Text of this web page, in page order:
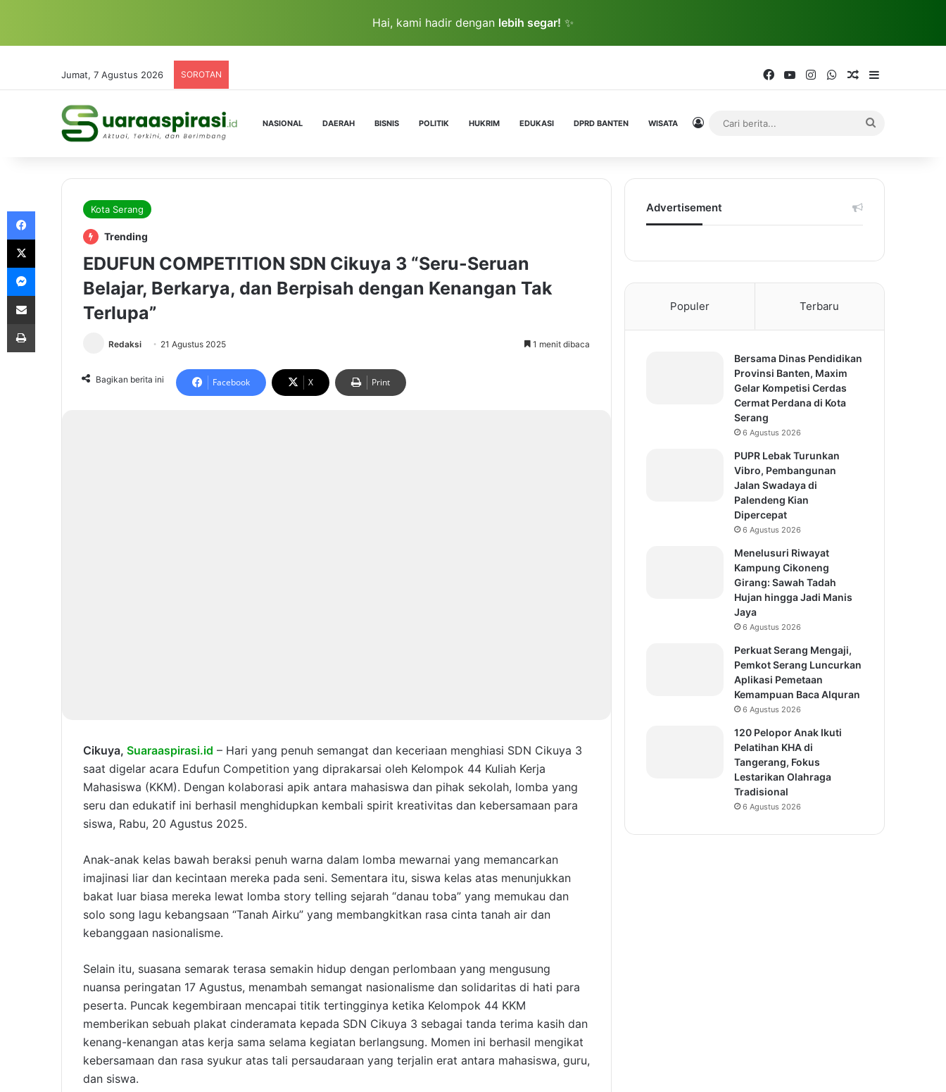
Hai, kami hadir dengan lebih segar! ✨
Jumat, 7 Agustus 2026 SOROTAN FacebookYouTubeInstagramWhatsAppRandom Article
NASIONAL DAERAH BISNIS POLITIK HUKRIM EDUKASI DPRD BANTEN WISATA Log In
Kota Serang
Trending
EDUFUN COMPETITION SDN Cikuya 3 “Seru-Seruan
Belajar, Berkarya, dan Berpisah dengan Kenangan Tak
Terlupa”
Redaksi 21 Agustus 2025 1 menit dibaca
Bagikan berita ini Facebook X Print
Cikuya, Suaraaspirasi.id – Hari yang penuh semangat dan keceriaan menghiasi SDN Cikuya 3
saat digelar acara Edufun Competition yang diprakarsai oleh Kelompok 44 Kuliah Kerja
Mahasiswa (KKM). Dengan kolaborasi apik antara mahasiswa dan pihak sekolah, lomba yang
seru dan edukatif ini berhasil menghidupkan kembali spirit kreativitas dan kebersamaan para
siswa, Rabu, 20 Agustus 2025.
Anak-anak kelas bawah beraksi penuh warna dalam lomba mewarnai yang memancarkan
imajinasi liar dan kecintaan mereka pada seni. Sementara itu, siswa kelas atas menunjukkan
bakat luar biasa mereka lewat lomba story telling sejarah “danau toba” yang memukau dan
solo song lagu kebangsaan “Tanah Airku” yang membangkitkan rasa cinta tanah air dan
kebanggaan nasionalisme.
Selain itu, suasana semarak terasa semakin hidup dengan perlombaan yang mengusung
nuansa peringatan 17 Agustus, menambah semangat nasionalisme dan solidaritas di hati para
peserta. Puncak kegembiraan mencapai titik tertingginya ketika Kelompok 44 KKM
memberikan sebuah plakat cinderamata kepada SDN Cikuya 3 sebagai tanda terima kasih dan
kenang-kenangan atas kerja sama selama kegiatan berlangsung. Momen ini berhasil mengikat
kebersamaan dan rasa syukur atas tali persaudaraan yang terjalin erat antara mahasiswa, guru,
dan siswa.
Advertisement
Populer Terbaru
Bersama Dinas Pendidikan
Provinsi Banten, Maxim
Gelar Kompetisi Cerdas
Cermat Perdana di Kota
Serang
6 Agustus 2026
PUPR Lebak Turunkan
Vibro, Pembangunan
Jalan Swadaya di
Palendeng Kian
Dipercepat
6 Agustus 2026
Menelusuri Riwayat
Kampung Cikoneng
Girang: Sawah Tadah
Hujan hingga Jadi Manis
Jaya
6 Agustus 2026
Perkuat Serang Mengaji,
Pemkot Serang Luncurkan
Aplikasi Pemetaan
Kemampuan Baca Alquran
6 Agustus 2026
120 Pelopor Anak Ikuti
Pelatihan KHA di
Tangerang, Fokus
Lestarikan Olahraga
Tradisional
6 Agustus 2026
Messenger